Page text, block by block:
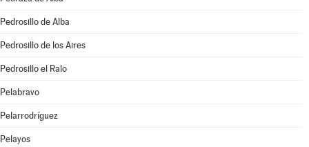
Pedrosillo de Alba
Pedrosillo de los Aires
Pedrosillo el Ralo
Pelabravo
Pelarrodríguez
Pelayos